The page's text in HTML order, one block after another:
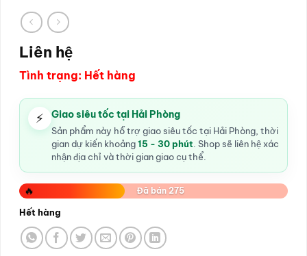
Liên hệ
Tình trạng: Hết hàng
⚡ Giao siêu tốc tại Hải Phòng
Sản phẩm này hỗ trợ giao siêu tốc tại Hải Phòng, thời
gian dự kiến khoảng15 - 30 phút. Shop sẽ liên hệ xác
nhận địa chỉ và thời gian giao cụ thể.
🔥 Đã bán 275
Hết hàng